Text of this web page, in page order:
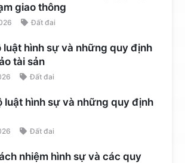
giao thông
Đất đai
luật hình sự và những quy định
tài sản
Đất đai
luật hình sự và những quy định
Đất đai
nhiệm hình sự và các quy